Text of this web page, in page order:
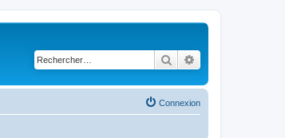
Rechercher
Connexion